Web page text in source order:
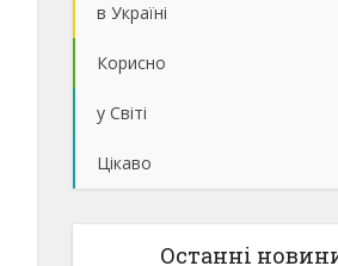
в Україні
Корисно
у Світі
Цікаво
Останнi